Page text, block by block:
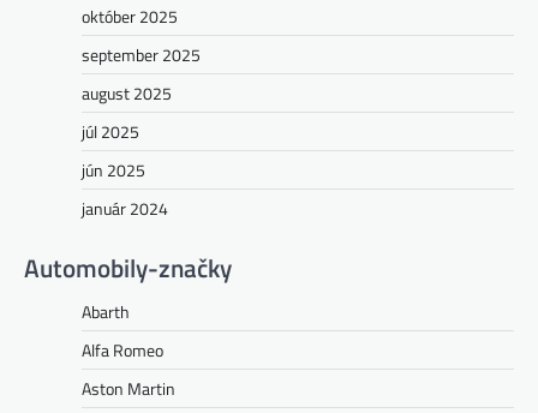
október 2025
september 2025
august 2025
júl 2025
jún 2025
január 2024
Automobily-značky
Abarth
Alfa Romeo
Aston Martin